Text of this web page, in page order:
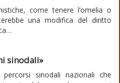
come tenere l’omelia o
una modifica del diritto
sinodali»
sinodali nazionali che